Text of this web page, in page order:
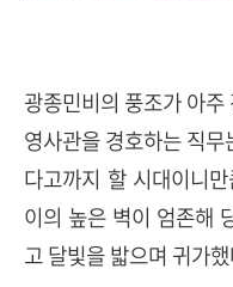
광종민비의 풍조가 아
영사관을 경호하는 직
다고까지 할 시대이니
이의 높은 벽이 엄존해
고 달빛을 밟으며 귀가